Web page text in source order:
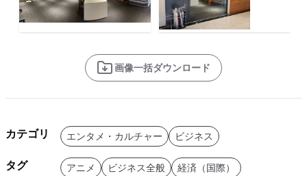
画像一括ダウンロード
カテゴリ エンタメ・カルチャー ビジネス
タグ アニメ ビジネス全般 経済（国際）